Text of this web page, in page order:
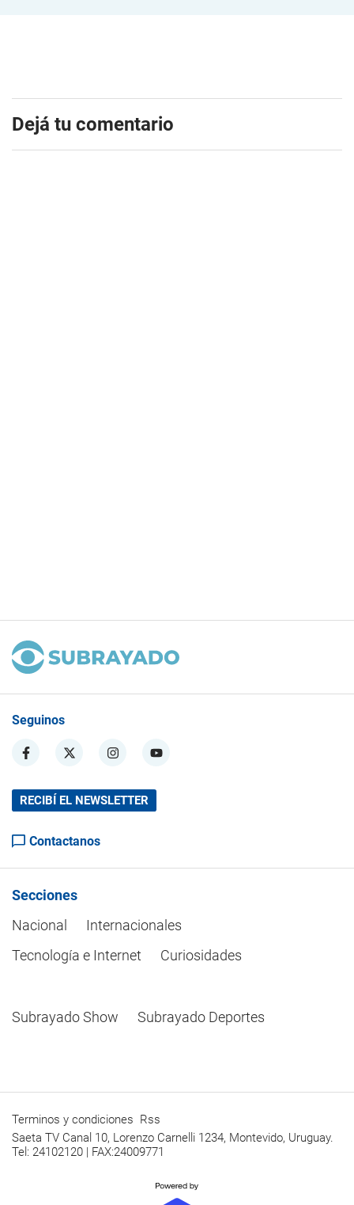
Dejá tu comentario
Seguinos
RECIBÍ EL NEWSLETTER
Contactanos
Secciones
Nacional
Internacionales
Tecnología e Internet
Curiosidades
Subrayado Show Subrayado Deportes
Terminos y condiciones Rss
Saeta TV Canal 10, Lorenzo Carnelli 1234, Montevido, Uruguay.
Tel: 24102120 | FAX:24009771